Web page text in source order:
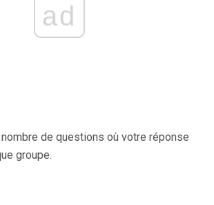
ad
de questions où votre réponse
groupe.